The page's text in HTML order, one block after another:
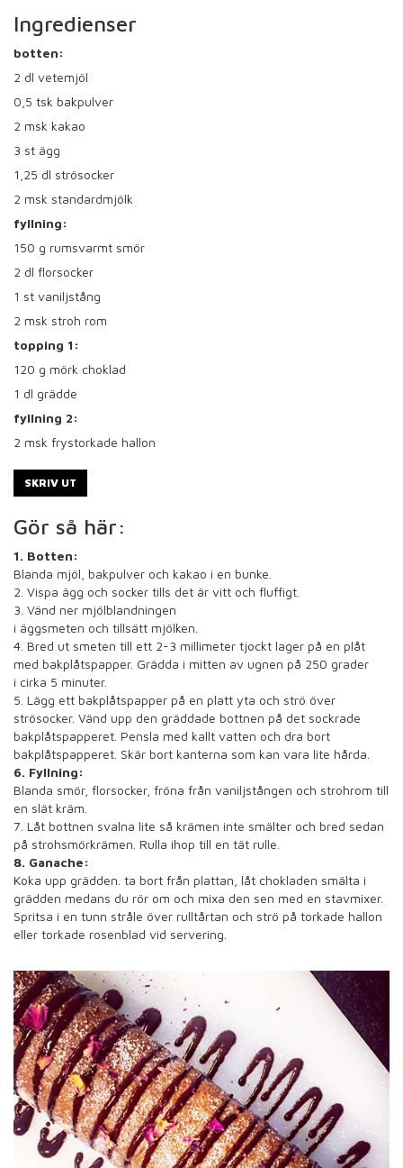
Ingredienser
botten:
2 dl vetemjöl
0,5 tsk bakpulver
2 msk kakao
3 st ägg
1,25 dl strösocker
2 msk standardmjölk
fyllning:
150 g rumsvarmt smör
2 dl florsocker
1 st vaniljstång
2 msk stroh rom
topping 1:
120 g mörk choklad
1 dl grädde
fyllning 2:
2 msk frystorkade hallon
SKRIV UT
Gör så här:
1. Botten:
Blanda mjöl, bakpulver och kakao i en bunke.
2. Vispa ägg och socker tills det är vitt och fluffigt.
3. Vänd ner mjölblandningen
i äggsmeten och tillsätt mjölken.
4. Bred ut smeten till ett 2-3 millimeter tjockt lager på en plåt
med bakplåtspapper. Grädda i mitten av ugnen på 250 grader
i cirka 5 minuter.
5. Lägg ett bakplåtspapper på en platt yta och strö över
strösocker. Vänd upp den gräddade bottnen på det sockrade
bakplåtspapperet. Pensla med kallt vatten och dra bort
bakplåtspapperet. Skär bort kanterna som kan vara lite hårda.
6. Fyllning:
Blanda smör, florsocker, fröna från vaniljstången och strohrom till
en slät kräm.
7. Låt bottnen svalna lite så krämen inte smälter och bred sedan
på strohsmörkrämen. Rulla ihop till en tät rulle.
8. Ganache:
Koka upp grädden. ta bort från plattan, låt chokladen smälta i
grädden medans du rör om och mixa den sen med en stavmixer.
Spritsa i en tunn stråle över rulltårtan och strö på torkade hallon
eller torkade rosenblad vid servering.